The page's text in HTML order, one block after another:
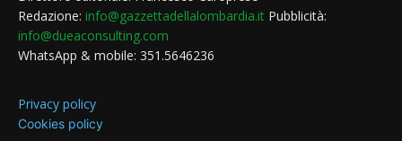
Redazione: info@gazzettadellalombardia.it Pubblicità:
info@dueaconsulting.com
WhatsApp & mobile: 351.5646236
Privacy policy
Cookies policy